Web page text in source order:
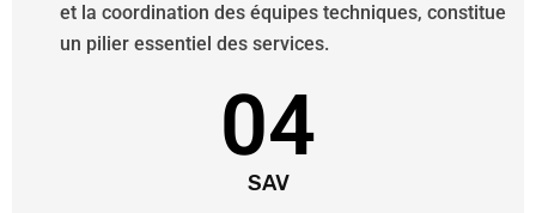
et la coordination des équipes techniques, constitue
un pilier essentiel des services.
04
SAV